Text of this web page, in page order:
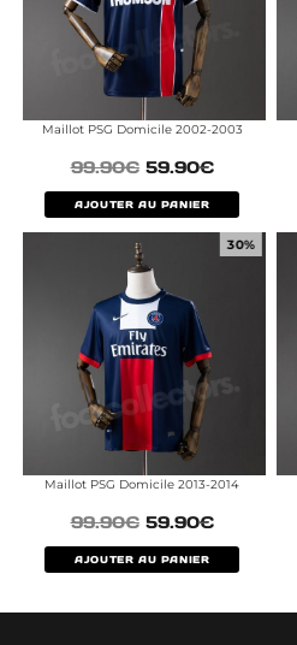
Maillot PSG Domicile 2002-2003
99.90€ 59.90€
AJOUTER AU PANIER
30%
Maillot PSG Domicile 2013-2014
99.90€ 59.90€
AJOUTER AU PANIER